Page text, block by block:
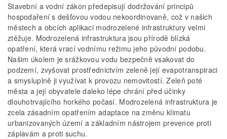
Stavební a vodní zákon předepisují dodržování principů
hospodaření s dešťovou vodou nekoordinovaně, což v našich
městech a obcích aplikaci modrozelené infrastruktury velmi
ztěžuje. Modrozelená infrastruktura jsou přírodě blízká
opatření, která vrací vodnímu režimu jeho původní podobu.
Našim úkolem je srážkovou vodu bezpečně vsakovat do
podzemí, zvyšovat prostřednictvím zeleně její evapotranspiraci
a smysluplně ji využívat k provozu nemovitostí. Zeleň poté
města a její obyvatele daleko lépe chrání před účinky
dlouhotrvajícího horkého počasí. Modrozelená infrastruktura je
zcela zásadním opatřením adaptace na změnu klimatu
urbanizovaných území a základním nástrojem prevence proti
záplavám a proti suchu.